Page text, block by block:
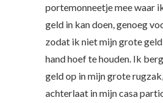
portemonneetje mee waar
geld in kan doen, genoeg
zodat ik niet mijn grote
hand hoef te houden. Ik
geld op in mijn grote
achterlaat in mijn casa